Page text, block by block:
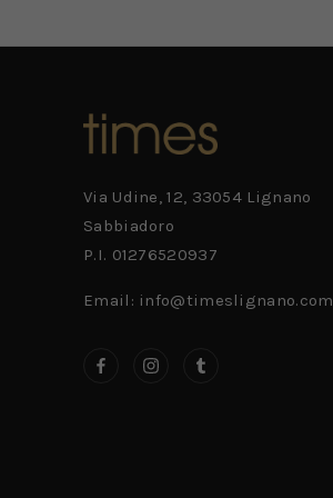
Via Udine, 12, 33054 Lignano
Sabbiadoro
P.I. 01276520937
Email: info@timeslignano.com